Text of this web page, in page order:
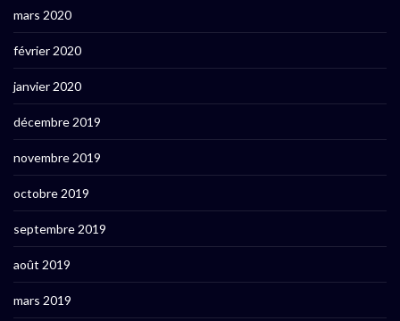
mars 2020
février 2020
janvier 2020
décembre 2019
novembre 2019
octobre 2019
septembre 2019
août 2019
mars 2019